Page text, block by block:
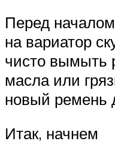
Перед
на вариатор
чисто вымыть
масла или
новый ремень
Итак, начнем